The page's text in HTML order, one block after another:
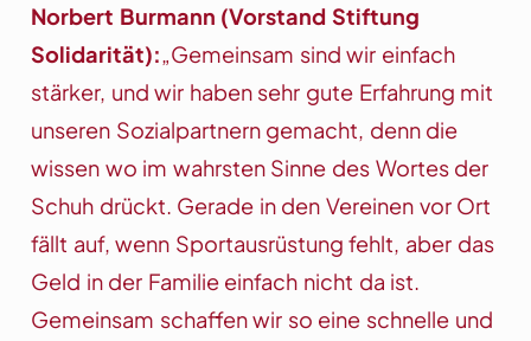
Norbert Burmann (Vorstand Stiftung
Solidarität):„Gemeinsam sind wir einfach
stärker, und wir haben sehr gute Erfahrung mit
unseren Sozialpartnern gemacht, denn die
wissen wo im wahrsten Sinne des Wortes der
Schuh drückt. Gerade in den Vereinen vor Ort
fällt auf, wenn Sportausrüstung fehlt, aber das
Geld in der Familie einfach nicht da ist.
Gemeinsam schaffen wir so eine schnelle und